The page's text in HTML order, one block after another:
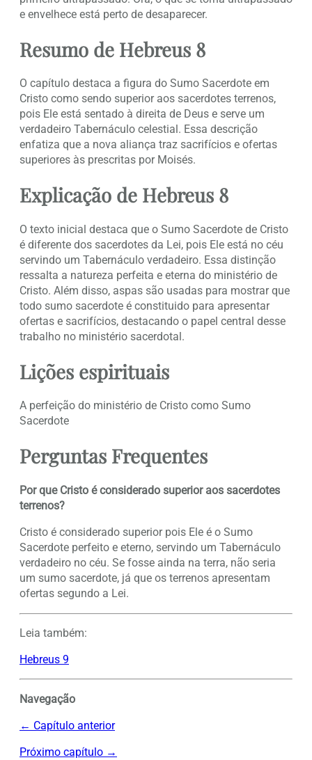
e envelhece está perto de desaparecer.
Resumo de Hebreus 8
O capítulo destaca a figura do Sumo Sacerdote em
Cristo como sendo superior aos sacerdotes terrenos,
pois Ele está sentado à direita de Deus e serve um
verdadeiro Tabernáculo celestial. Essa descrição
enfatiza que a nova aliança traz sacrifícios e ofertas
superiores às prescritas por Moisés.
Explicação de Hebreus 8
O texto inicial destaca que o Sumo Sacerdote de Cristo
é diferente dos sacerdotes da Lei, pois Ele está no céu
servindo um Tabernáculo verdadeiro. Essa distinção
ressalta a natureza perfeita e eterna do ministério de
Cristo. Além disso, aspas são usadas para mostrar que
todo sumo sacerdote é constituido para apresentar
ofertas e sacrifícios, destacando o papel central desse
trabalho no ministério sacerdotal.
Lições espirituais
A perfeição do ministério de Cristo como Sumo
Sacerdote
Perguntas Frequentes
Por que Cristo é considerado superior aos sacerdotes
terrenos?
Cristo é considerado superior pois Ele é o Sumo
Sacerdote perfeito e eterno, servindo um Tabernáculo
verdadeiro no céu. Se fosse ainda na terra, não seria
um sumo sacerdote, já que os terrenos apresentam
ofertas segundo a Lei.
Leia também:
Hebreus 9
Navegação
← Capítulo anterior
Próximo capítulo →